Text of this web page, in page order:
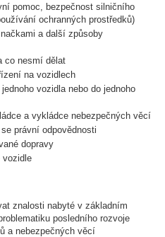
pomoc, bezpečnost silničního
ochranných prostředků)
a další způsoby
co nesmí dělat
na vozidlech
vozidla nebo do jednoho
a vykládce nebezpečných věcí
právní odpovědnosti
dopravy
vozidle
znalosti nabyté v základním
posledního rozvoje
a nebezpečných věcí